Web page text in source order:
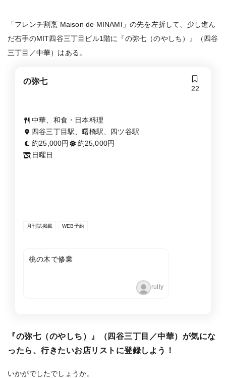
「フレンチ割烹 Maison de MINAMI」の先を左折して、少し進ん
だ右手のMIT四谷三丁目ビル1階に『の弥七（のやしち）』（四谷
三丁目／中華）はある。
の弥七
22
中華、和食・日本料理
四谷三丁目駅、曙橋駅、四ツ谷駅
約25,000円
約25,000円
日曜日
月刊誌掲載 WEB予約
桃の木で修業
rully
『の弥七（のやしち）』（四谷三丁目／中華）が気にな
ったら、行きたいお店リストに登録しよう！
いかがでしたでしょうか。